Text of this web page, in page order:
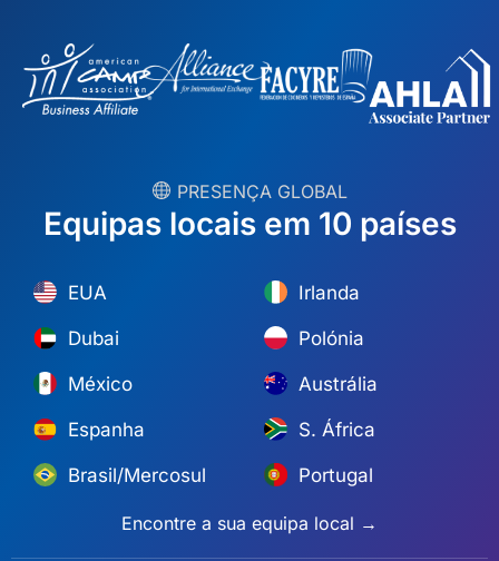
︎ PRESENÇA GLOBAL
Equipas locais em 10 países
EUA
Dubai
México
Espanha
Brasil/Mercosul
Irlanda
Polónia
Austrália
S. África
Portugal
Encontre a sua equipa local →